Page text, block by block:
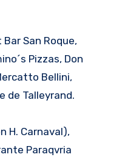
San Roque,
Pizzas, Don
Bellini,
de Talleyrand.
H. Carnaval),
Paraqvria